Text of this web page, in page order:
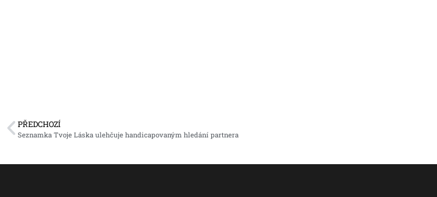
PŘEDCHOZÍ
Seznamka Tvoje Láska ulehčuje handicapovaným hledání partnera